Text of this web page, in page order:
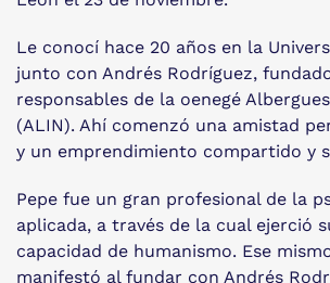
Le conocí hace 20 años en la
junto con Andrés Rodríguez,
responsables de la oenegé
(ALIN). Ahí comenzó una amistad
y un emprendimiento compartido y
Pepe fue un gran profesional de la
aplicada, a través de la cual ejerció
capacidad de humanismo. Ese
manifestó al fundar con Andrés